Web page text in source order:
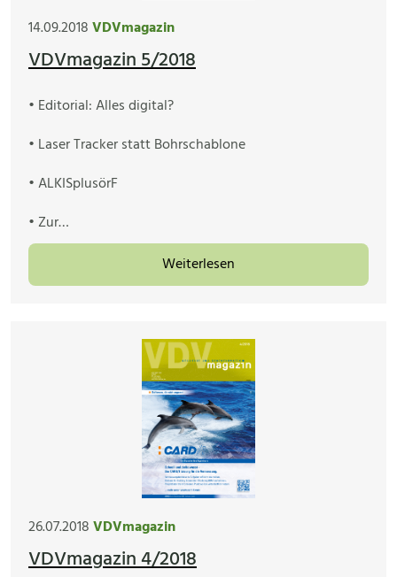
14.09.2018VDVmagazin
VDVmagazin 5/2018
• Editorial: Alles digital?
• Laser Tracker statt Bohrschablone
• ALKISplusörF
• Zur…
Weiterlesen
26.07.2018VDVmagazin
VDVmagazin 4/2018